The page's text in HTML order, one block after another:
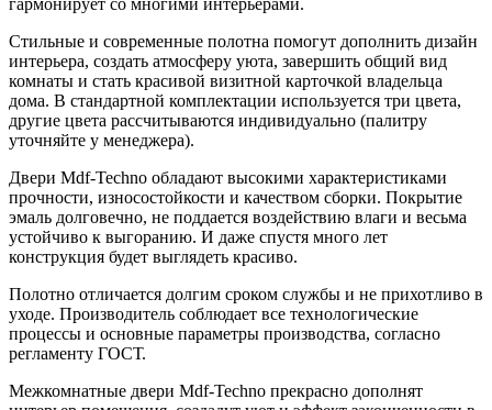
Стильные и современные полотна помогут дополнить дизайн
интерьера, создать атмосферу уюта, завершить общий вид
комнаты и стать красивой визитной карточкой владельца
дома. В стандартной комплектации используется три цвета,
другие цвета рассчитываются индивидуально (палитру
уточняйте у менеджера).
Двери Mdf-Techno обладают высокими характеристиками
прочности, износостойкости и качеством сборки. Покрытие
эмаль долговечно, не поддается воздействию влаги и весьма
устойчиво к выгоранию. И даже спустя много лет
конструкция будет выглядеть красиво.
Полотно отличается долгим сроком службы и не прихотливо в
уходе. Производитель соблюдает все технологические
процессы и основные параметры производства, согласно
регламенту ГОСТ.
Межкомнатные двери Mdf-Techno прекрасно дополнят